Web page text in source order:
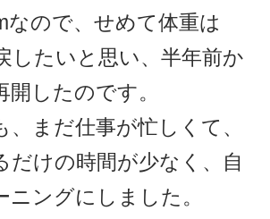
なので、せめて体重は
したいと思い、半年前か
開したのです。
、まだ仕事が忙しくて、
だけの時間が少なく、自
ングにしました。